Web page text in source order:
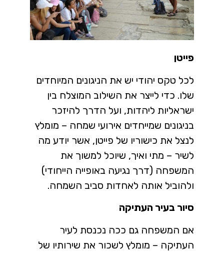
פייטן
לכל טקס יהודי יש את הניגונים המיוחדים
שלו. כדי לייצר את השילוב המוצלח בין
ישראליות ליהדות, ועל הדרך להיזכר
בניגונים שמייחדים אירועי שמחה – מומלץ
לנצל את כישוריו של פייטן, אשר יודע מה
לשיר – מתי ואיך, שיוכל למשוך את
המשפחה (דרך נגיעה באופייה הייחודי)
ולהוביל אותה לאחדות סביב השמחה.
סיור בעיר העתיקה
אם המשפחה גם ככה נכנסת לעיר
העתיקה – מומלץ לשכור את שירותיו של